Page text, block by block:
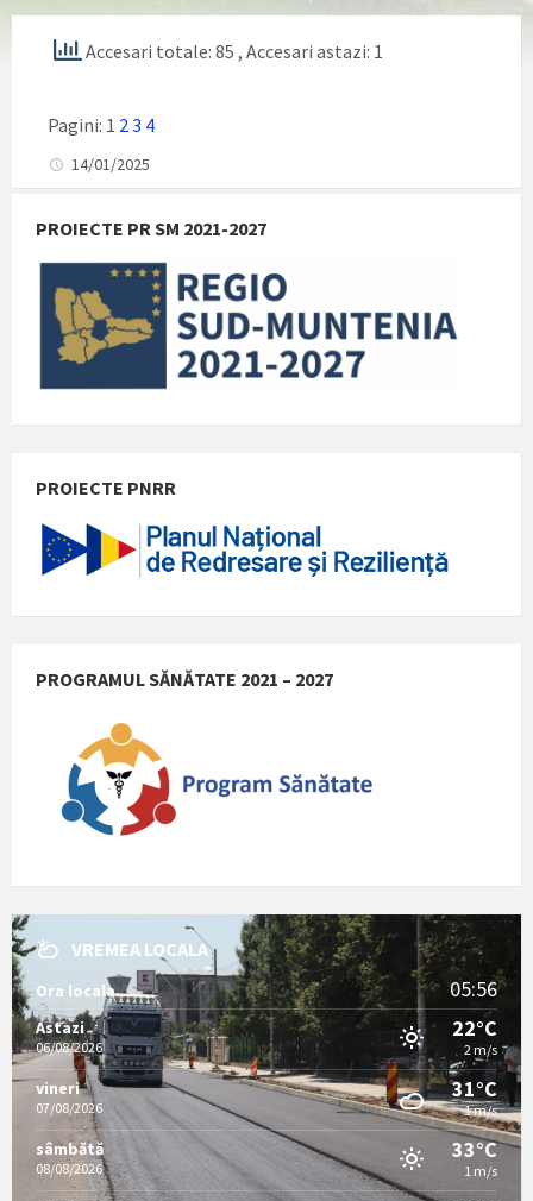
Accesari totale: 85 , Accesari astazi: 1
Pagini: 1 2 3 4
14/01/2025
PROIECTE PR SM 2021-2027
PROIECTE PNRR
PROGRAMUL SĂNĂTATE 2021 – 2027
VREMEA LOCALA
Ora locala 05:56
Astazi
06/08/2026
22°C
2 m/s
vineri
07/08/2026
31°C
1 m/s
sâmbătă
08/08/2026
33°C
1 m/s